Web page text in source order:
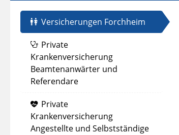
Versicherungen Forchheim
Private
Krankenversicherung
Beamtenanwärter und
Referendare
Private
Krankenversicherung
Angestellte und Selbstständige